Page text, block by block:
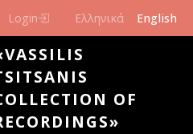
Login Ελληνικά English
OF